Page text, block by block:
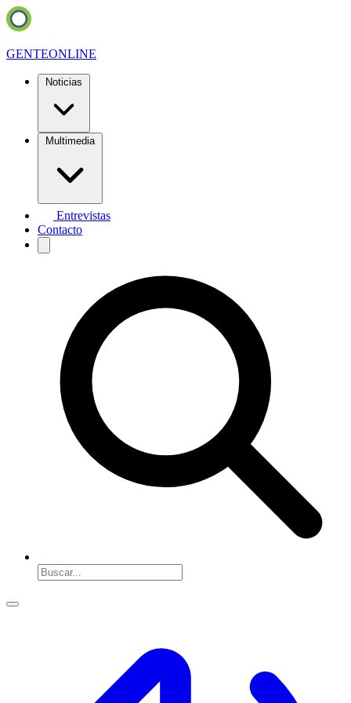
GENTEONLINE
Noticias
Multimedia
Entrevistas
Contacto